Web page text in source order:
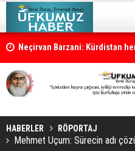
Neçirvan Barzani: Kürdistan
HABERLER RÖPORTAJ
Mehmet Uçum: Sürecin adı